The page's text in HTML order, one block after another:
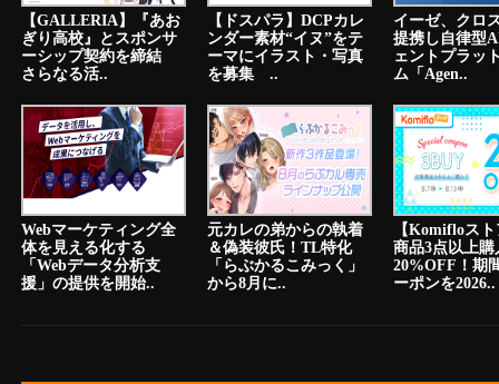
【GALLERIA】『あお
ぎり高校』とスポンサ
ーシップ契約を締結
さらなる活..
【ドスパラ】DCPカレ
ンダー素材“イヌ”をテ
ーマにイラスト・写真
を募集 ..
イーゼ、クロ
提携し自律型
ェントプラッ
ム「Agen..
Webマーケティング全
体を見える化する
「Webデータ分析支
援」の提供を開始..
元カレの弟からの執着
＆偽装彼氏！TL特化
「らぶかるこみっく」
から8月に..
【Komifloス
商品3点以上購
20%OFF！期
ーポンを2026..